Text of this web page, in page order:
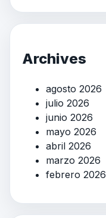
Archives
agosto 2026
julio 2026
junio 2026
mayo 2026
abril 2026
marzo 2026
febrero 2026